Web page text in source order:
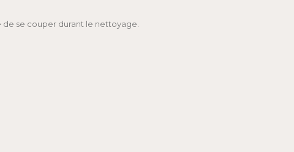
se couper durant le nettoyage.